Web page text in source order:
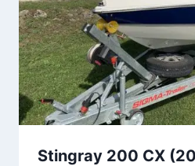
Stingray 200 CX